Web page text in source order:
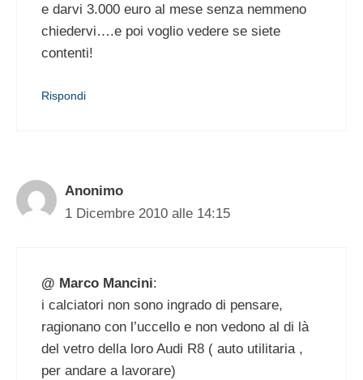
e darvi 3.000 euro al mese senza nemmeno
chiedervi….e poi voglio vedere se siete
contenti!
Rispondi
Anonimo
1 Dicembre 2010 alle 14:15
@ Marco Mancini:
i calciatori non sono ingrado di pensare,
ragionano con l’uccello e non vedono al di là
del vetro della loro Audi R8 ( auto utilitaria ,
per andare a lavorare)